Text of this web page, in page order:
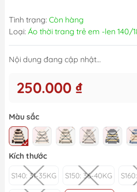
Tình trạng: Còn hàng
Loại: Áo thời trang trẻ em -len 140/
Nội dung đang cập nhật...
250.000 ₫
Màu sắc
Kích thước
S140: 31-35KG S150: 36-40KG